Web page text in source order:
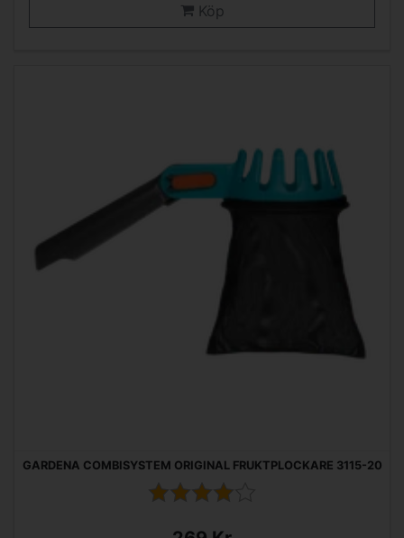
Köp
GARDENA COMBISYSTEM ORIGINAL FRUKTPLOCKARE 3115-20